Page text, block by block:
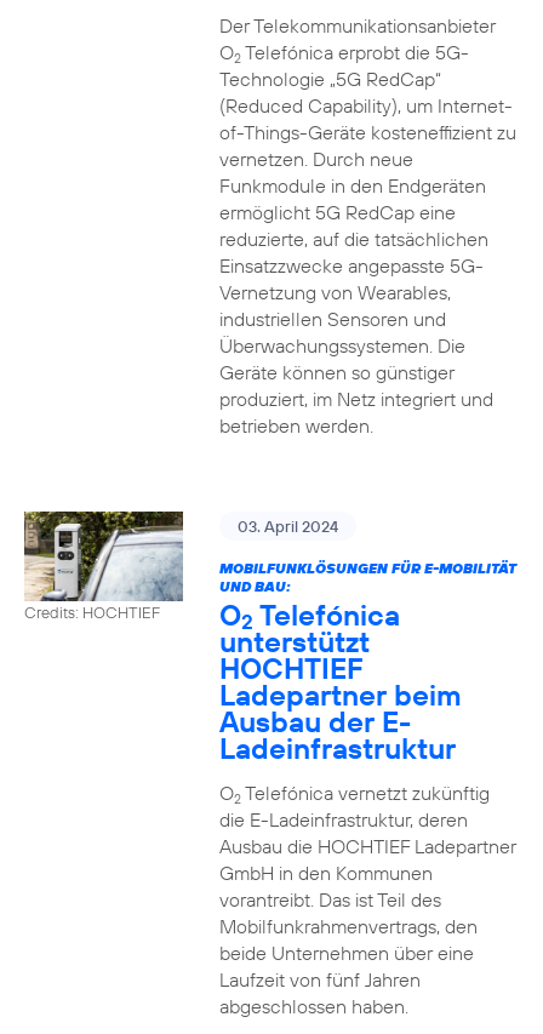
Der Telekommunikationsanbieter
O2Telefónica erprobt die 5G-
Technologie „5G RedCap“
(Reduced Capability), um Internet-
of-Things-Geräte kosteneffizient zu
vernetzen. Durch neue
Funkmodule in den Endgeräten
ermöglicht 5G RedCap eine
reduzierte, auf die tatsächlichen
Einsatzzwecke angepasste 5G-
Vernetzung von Wearables,
industriellen Sensoren und
Überwachungssystemen. Die
Geräte können so günstiger
produziert, im Netz integriert und
betrieben werden.
Credits: HOCHTIEF
03. April 2024
MOBILFUNKLÖSUNGEN FÜR E-MOBILITÄT
UND BAU:
O2 Telefónica
unterstützt
HOCHTIEF
Ladepartner beim
Ausbau der E-
Ladeinfrastruktur
O2Telefónica vernetzt zukünftig
die E-Ladeinfrastruktur, deren
Ausbau die HOCHTIEF Ladepartner
GmbH in den Kommunen
vorantreibt. Das ist Teil des
Mobilfunkrahmenvertrags, den
beide Unternehmen über eine
Laufzeit von fünf Jahren
abgeschlossen haben.